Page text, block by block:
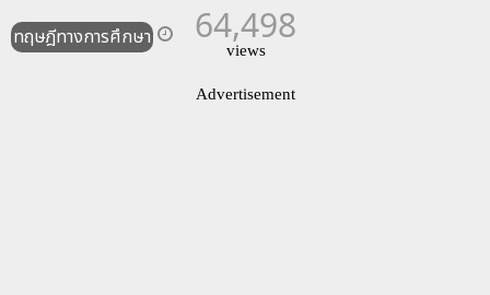
ทฤษฎีทางการศึกษา 64,498
views
Advertisement